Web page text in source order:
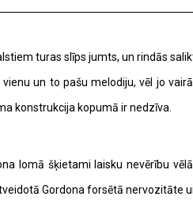
turas slīps jumts, un rindās
un to pašu melodiju, vēl jo
konstrukcija kopumā ir nedzīva.
lomā šķietami laisku nevērību
Gordona forsētā nervozitāte